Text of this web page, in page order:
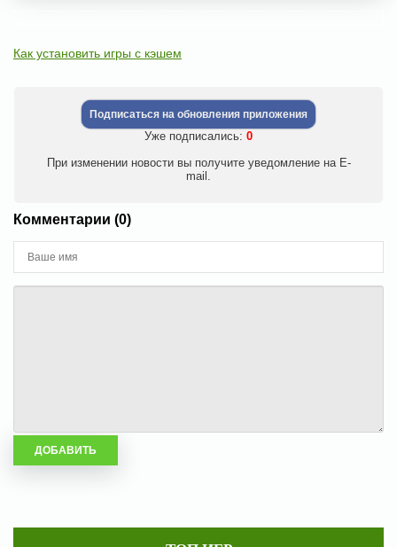
Как установить игры с кэшем
Подписаться на обновления приложения
Уже подписались: 0
При изменении новости вы получите уведомление на E-
mail.
Комментарии (0)